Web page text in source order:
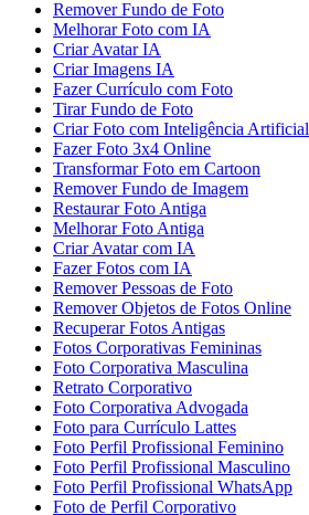
Remover Fundo de Foto
Melhorar Foto com IA
Criar Avatar IA
Criar Imagens IA
Fazer Currículo com Foto
Tirar Fundo de Foto
Criar Foto com Inteligência Artificial
Fazer Foto 3x4 Online
Transformar Foto em Cartoon
Remover Fundo de Imagem
Restaurar Foto Antiga
Melhorar Foto Antiga
Criar Avatar com IA
Fazer Fotos com IA
Remover Pessoas de Foto
Remover Objetos de Fotos Online
Recuperar Fotos Antigas
Fotos Corporativas Femininas
Foto Corporativa Masculina
Retrato Corporativo
Foto Corporativa Advogada
Foto para Currículo Lattes
Foto Perfil Profissional Feminino
Foto Perfil Profissional Masculino
Foto Perfil Profissional WhatsApp
Foto de Perfil Corporativo